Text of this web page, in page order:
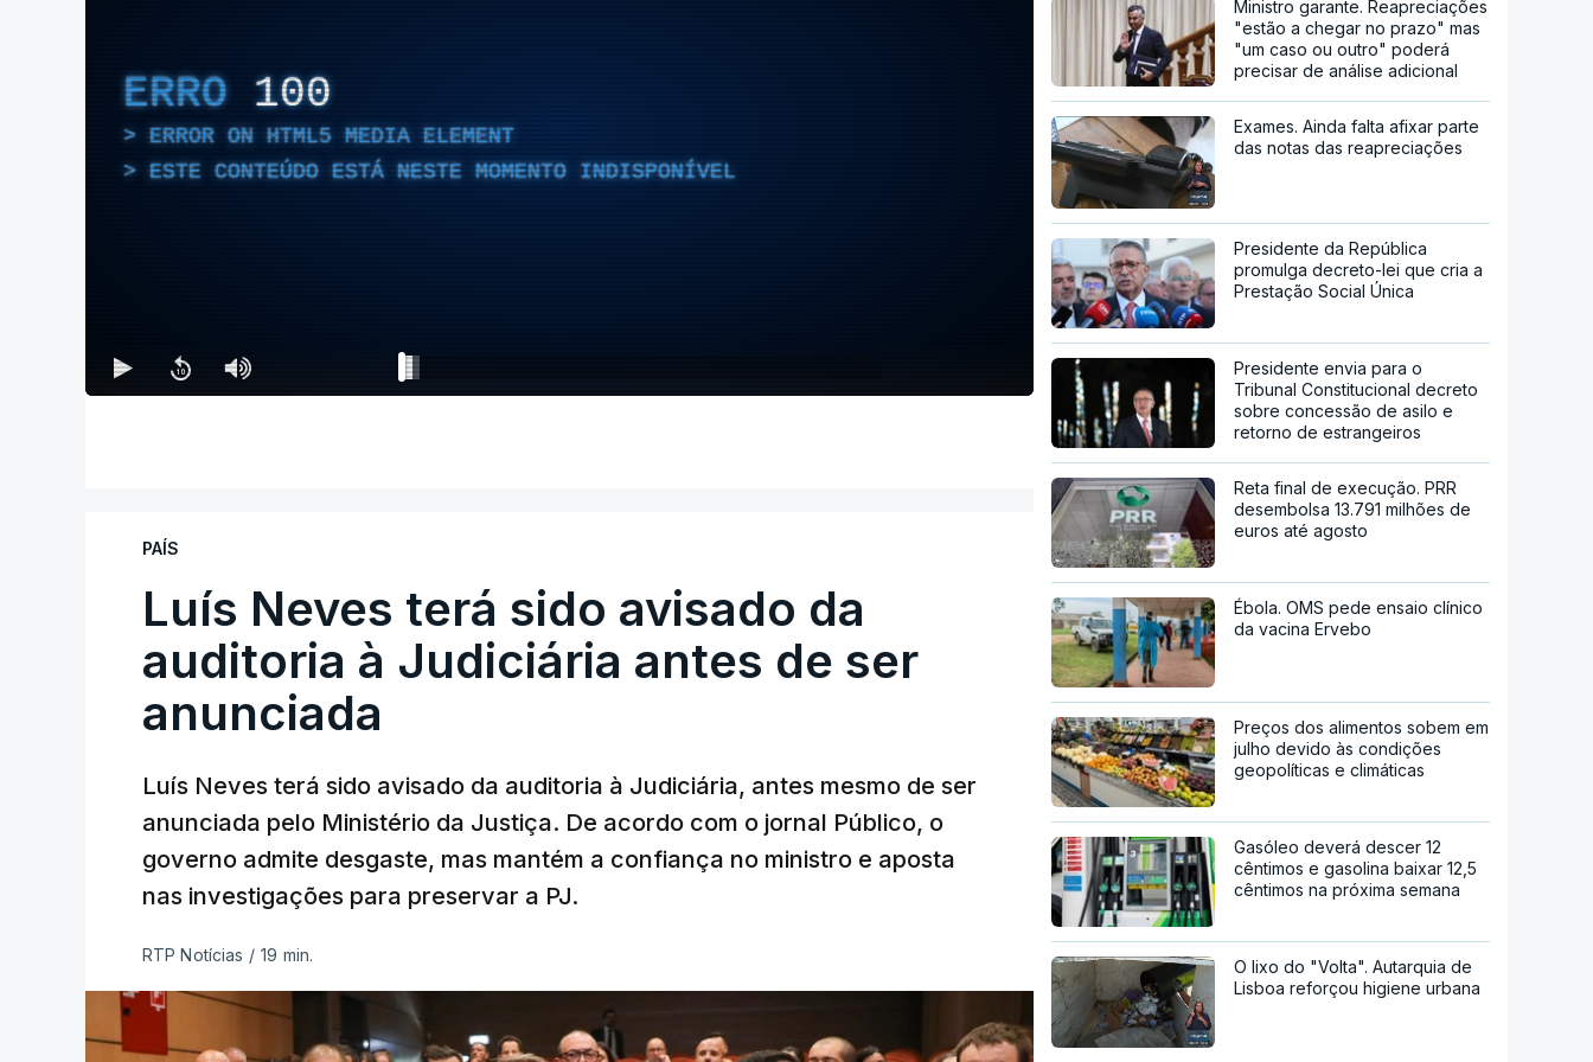
ERRO 100
ERROR ON HTML5 MEDIA ELEMENT
ESTE CONTEÚDO ESTÁ NESTE MOMENTO INDISPONÍVEL
PAÍS
Luís Neves terá sido avisado da
auditoria à Judiciária antes de ser
anunciada
Luís Neves terá sido avisado da auditoria à Judiciária, antes mesmo de ser
anunciada pelo Ministério da Justiça. De acordo com o jornal Público, o
governo admite desgaste, mas mantém a confiança no ministro e aposta
nas investigações para preservar a PJ.
RTP Notícias / 19 min.
Ministro garante. Reapreciações
"estão a chegar no prazo" mas
"um caso ou outro" poderá
precisar de análise adicional
Exames. Ainda falta afixar parte
das notas das reapreciações
Presidente da República
promulga decreto-lei que cria a
Prestação Social Única
Presidente envia para o
Tribunal Constitucional decreto
sobre concessão de asilo e
retorno de estrangeiros
Reta final de execução. PRR
desembolsa 13.791 milhões de
euros até agosto
Ébola. OMS pede ensaio clínico
da vacina Ervebo
Preços dos alimentos sobem em
julho devido às condições
geopolíticas e climáticas
Gasóleo deverá descer 12
cêntimos e gasolina baixar 12,5
cêntimos na próxima semana
O lixo do "Volta". Autarquia de
Lisboa reforçou higiene urbana